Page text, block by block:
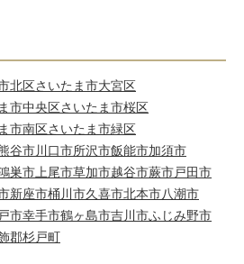
北区さいたま市大宮区
市中央区さいたま市桜区
市南区さいたま市緑区
谷市川口市所沢市飯能市加須市
巣市 上尾市草加市越谷市蕨市戸田市
新座市桶川市久喜市北本市八潮市
市幸手市鶴ヶ島市吉川市ふじみ野市
郡杉戸町